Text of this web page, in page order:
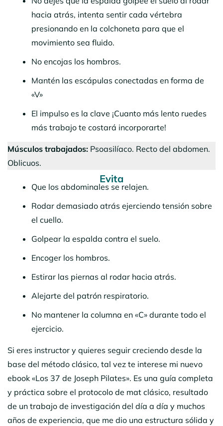
hacia atrás, intenta sentir cada vértebra
presionando en la colchoneta para que el
movimiento sea fluido.
No encojas los hombros.
Mantén las escápulas conectadas en forma de
«V»
El impulso es la clave ¡Cuanto más lento ruedes
más trabajo te costará incorporarte!
Músculos trabajados: Psoasilíaco. Recto del abdomen.
Oblicuos.
Evita
Que los abdominales se relajen.
Rodar demasiado atrás ejerciendo tensión sobre
el cuello.
Golpear la espalda contra el suelo.
Encoger los hombros.
Estirar las piernas al rodar hacia atrás.
Alejarte del patrón respiratorio.
No mantener la columna en «C» durante todo el
ejercicio.
Si eres instructor y quieres seguir creciendo desde la
base del método clásico, tal vez te interese mi nuevo
ebook «Los 37 de Joseph Pilates». Es una guía completa
y práctica sobre el protocolo de mat clásico, resultado
de un trabajo de investigación del día a día y muchos
años de experiencia, que me dio una estructura sólida y